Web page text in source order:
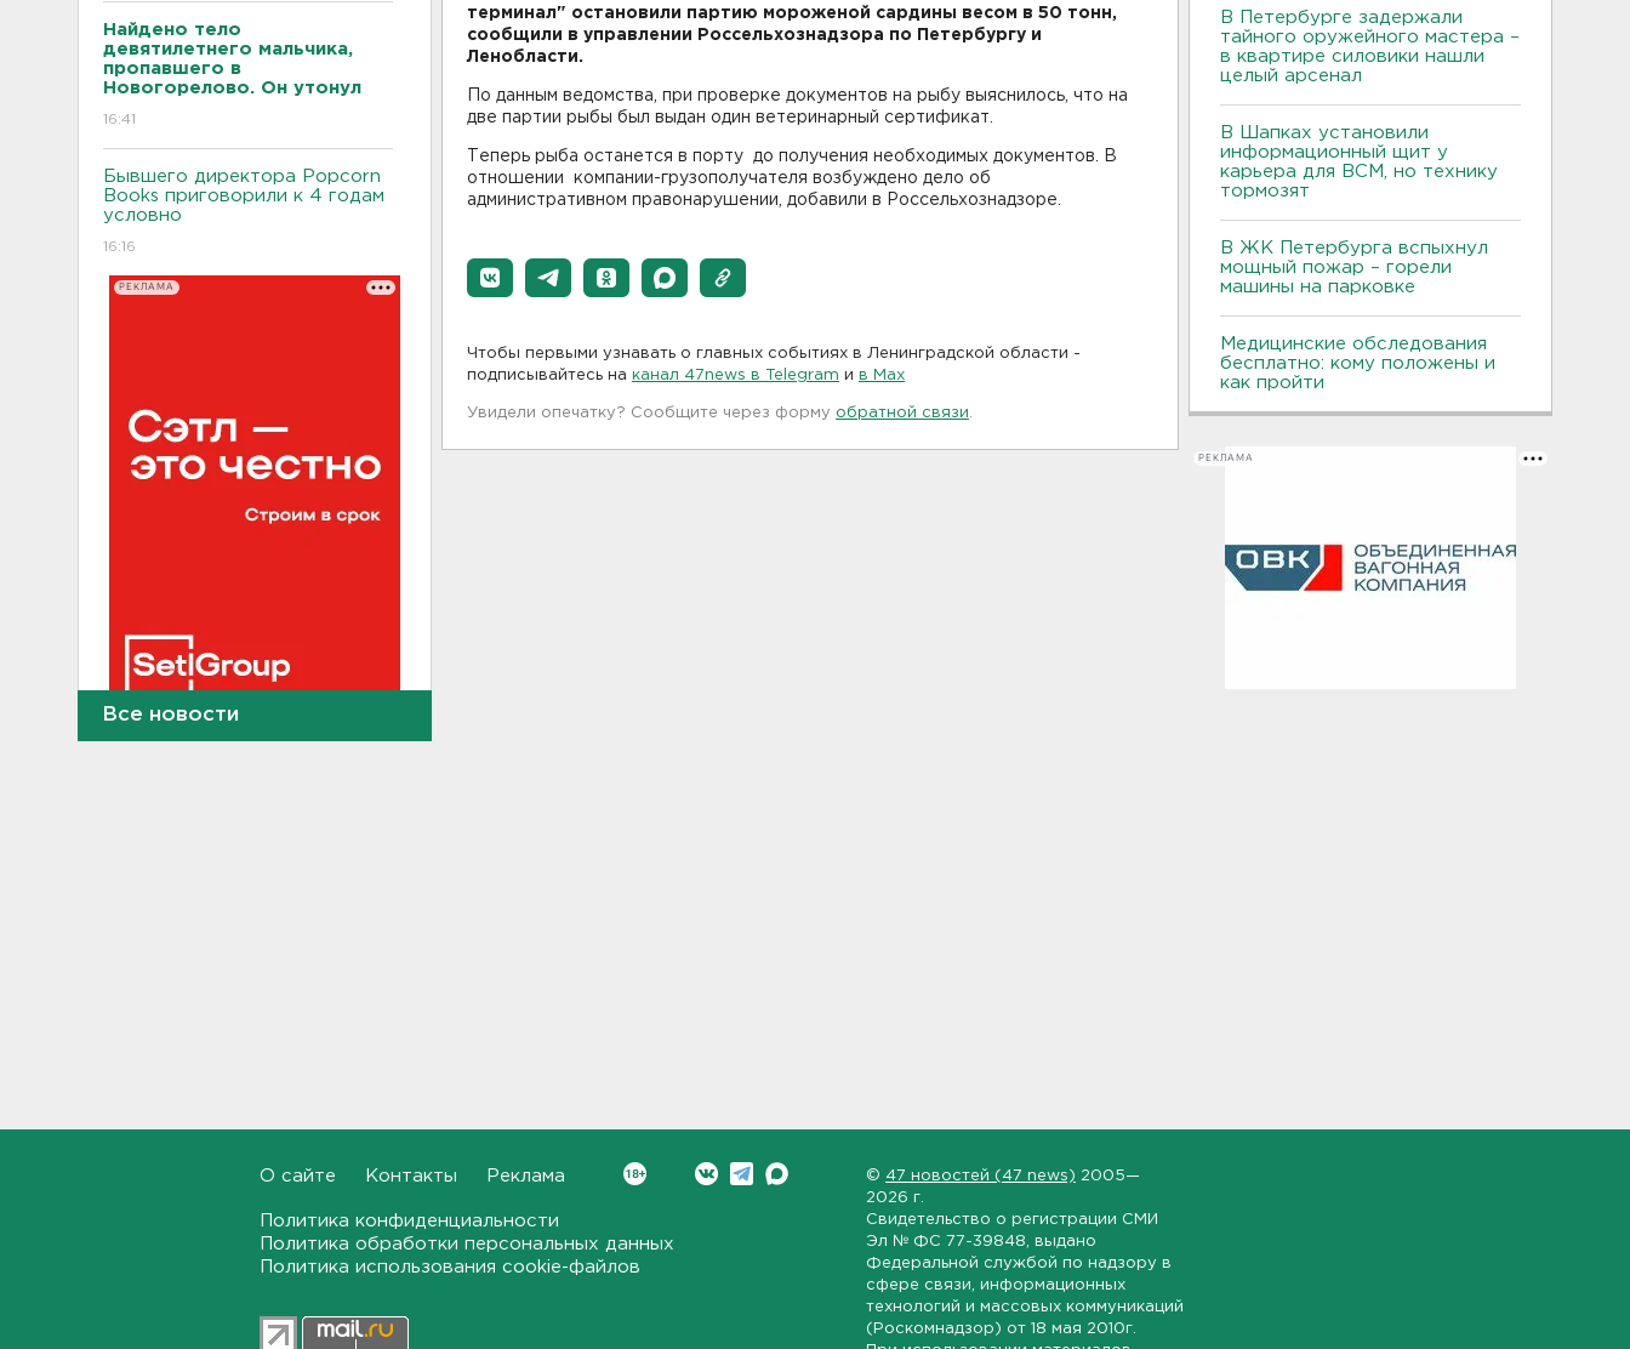
Найдено тело
девятилетнего мальчика,
пропавшего в
Новогорелово. Он утонул
16:41
Бывшего директора Popcorn
Books приговорили к 4 годам
условно
16:16
РЕКЛАМА
15:43
одну стройплощадку ВСМ
Обезглавленное тело
дайвера, погибшего на
Все новости
терминал" остановили партию мороженой сардины весом в 50 тонн,
сообщили в управлении Россельхознадзора по Петербургу и
Ленобласти.
По данным ведомства, при проверке документов на рыбу выяснилось, что на
две партии рыбы был выдан один ветеринарный сертификат.
Теперь рыба останется в порту до получения необходимых документов. В
отношении компании-грузополучателя возбуждено дело об
административном правонарушении, добавили в Россельхознадзоре.
Чтобы первыми узнавать о главных событиях в Ленинградской области -
подписывайтесь на канал 47news в Telegram и в Maх
Увидели опечатку? Сообщите через форму обратной связи
В Петербурге задержали
тайного оружейного мастера –
в квартире силовики нашли
целый арсенал
В Шапках установили
информационный щит у
карьера для ВСМ, но технику
тормозят
В ЖК Петербурга вспыхнул
мощный пожар – горели
машины на парковке
Медицинские обследования
бесплатно: кому положены и
как пройти
РЕКЛАМА
О сайте Контакты Реклама
Политика конфиденциальности
Политика обработки персональных данных
Политика использования cookie-файлов
© 47 новостей (47 news) 2005—
2026 г.
Свидетельство о регистрации СМИ
Эл № ФС 77-39848 , выдано
Федеральной службой по надзору в
сфере связи, информационных
технологий и массовых коммуникаций
(Роскомнадзор) от 18 мая 2010г.